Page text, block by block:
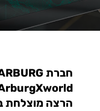
הרצה מוצלחת